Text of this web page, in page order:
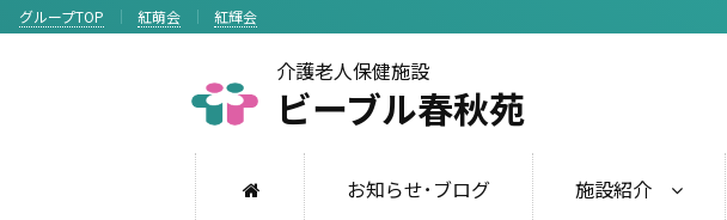
グループTOP 紅萌会 紅輝会
介護老人保健施設
ビーブル春秋苑
お知らせ･ブログ 施設紹介